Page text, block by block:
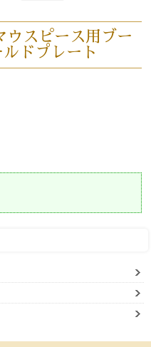
スピース用ブー
ドプレート